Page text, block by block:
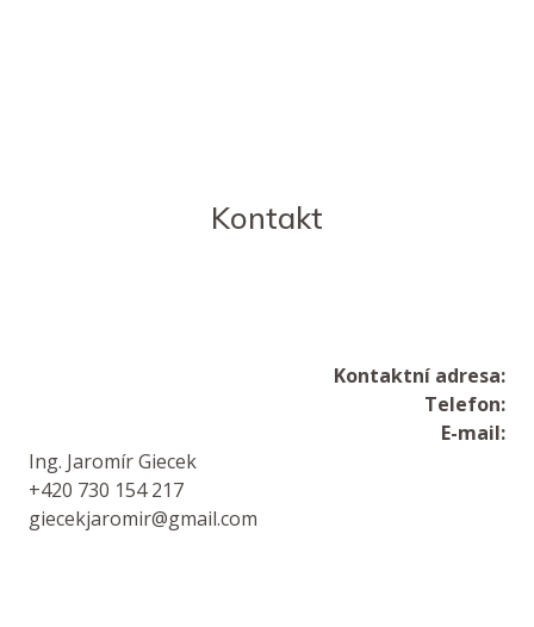
Kontakt
Kontaktní adresa:
Telefon:
E-mail:
Ing. Jaromír Giecek
+420 730 154 217
giecekjaromir@gmail.com